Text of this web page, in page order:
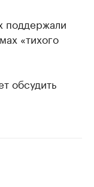
поддержали
«тихого
обсудить